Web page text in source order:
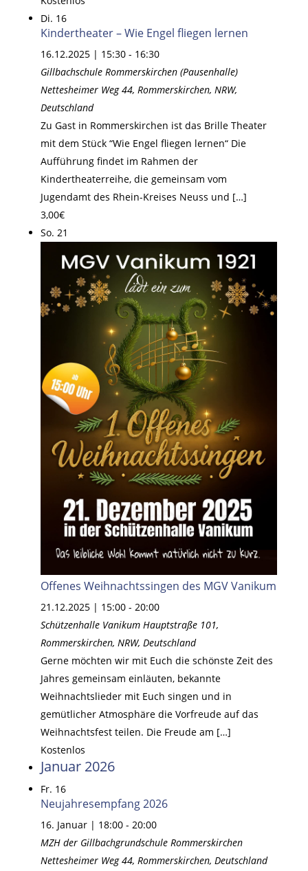
Di. 16
Kindertheater – Wie Engel fliegen lernen
16.12.2025 | 15:30- 16:30
Gillbachschule Rommerskirchen (Pausenhalle)
Nettesheimer Weg 44, Rommerskirchen, NRW,
Deutschland
Zu Gast in Rommerskirchen ist das Brille Theater
mit dem Stück “Wie Engel fliegen lernen“ Die
Aufführung findet im Rahmen der
Kindertheaterreihe, die gemeinsam vom
Jugendamt des Rhein-Kreises Neuss und […]
3,00€
So. 21
Offenes Weihnachtssingen des MGV Vanikum
21.12.2025 | 15:00- 20:00
Schützenhalle Vanikum Hauptstraße 101,
Rommerskirchen, NRW, Deutschland
Gerne möchten wir mit Euch die schönste Zeit des
Jahres gemeinsam einläuten, bekannte
Weihnachtslieder mit Euch singen und in
gemütlicher Atmosphäre die Vorfreude auf das
Weihnachtsfest teilen. Die Freude am […]
Kostenlos
Januar 2026
Fr. 16
Neujahresempfang 2026
16. Januar | 18:00- 20:00
MZH der Gillbachgrundschule Rommerskirchen
Nettesheimer Weg 44, Rommerskirchen, Deutschland